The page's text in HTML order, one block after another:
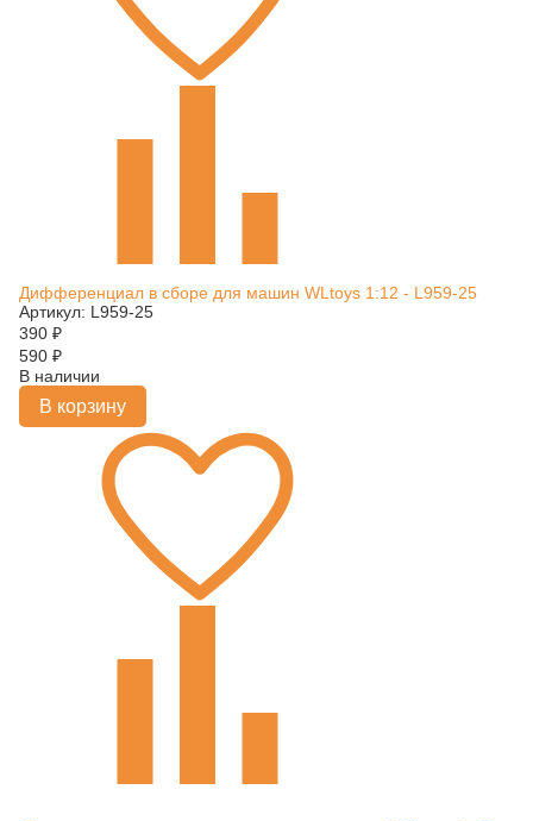
Дифференциал в сборе для машин WLtoys 1:12 - L959-25
Артикул: L959-25
390 ₽
590 ₽
В наличии
В корзину